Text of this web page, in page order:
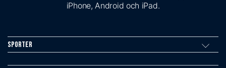
iPhone, Android och iPad.
Sporter